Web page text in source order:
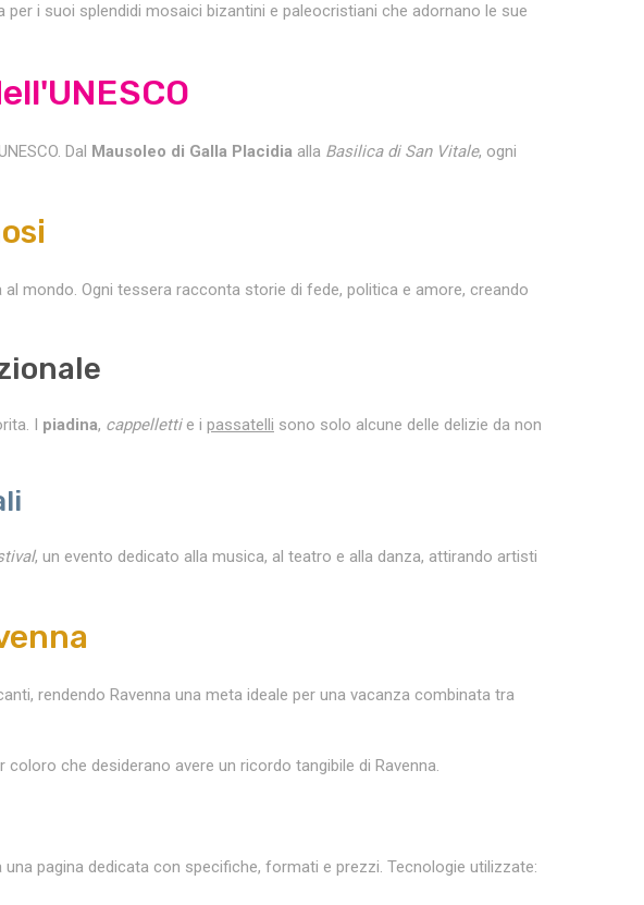
i suoi splendidi mosaici bizantini e paleocristiani che adornano le sue
Dal Mausoleo di Galla Placidia alla Basilica di San Vitale, ogni
mondo. Ogni tessera racconta storie di fede, politica e amore, creando
I piadina, cappellettie i passatelli sono solo alcune delle delizie da non
, un evento dedicato alla musica, al teatro e alla danza, attirando artisti
rendendo Ravenna una meta ideale per una vacanza combinata tra
che desiderano avere un ricordo tangibile di Ravenna.
pagina dedicata con specifiche, formati e prezzi. Tecnologie utilizzate: